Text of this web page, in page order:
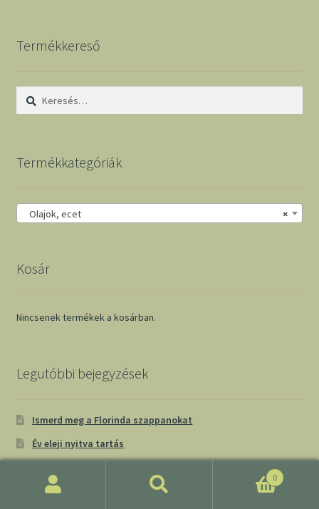
Termékkereső
Keresés:
Termékkategóriák
×
Olajok, ecet
Kosár
Nincsenek termékek a kosárban.
Legutóbbi bejegyzések
Ismerd meg a Florinda szappanokat
Év eleji nyitva tartás
Reggia durum tészták
Keresés
0